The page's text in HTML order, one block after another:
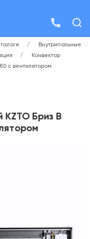
Внутрипольные
Конвектор
с вентилятором
Бриз B